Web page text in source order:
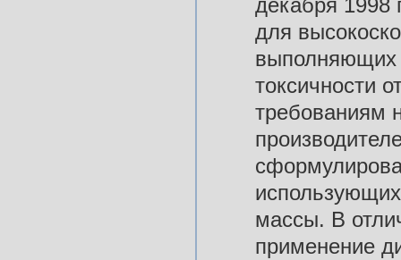
декабря 1998
для
выполняющих
токсичности
требованиям
массы. В
применение